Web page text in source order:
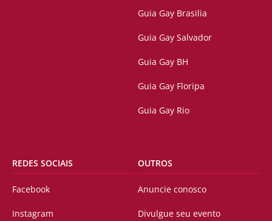
Guia Gay Brasilia
Guia Gay Salvador
Guia Gay BH
Guia Gay Floripa
Guia Gay Rio
REDES SOCIAIS
Facebook
Instagram
OUTROS
Anuncie conosco
Divulgue seu evento